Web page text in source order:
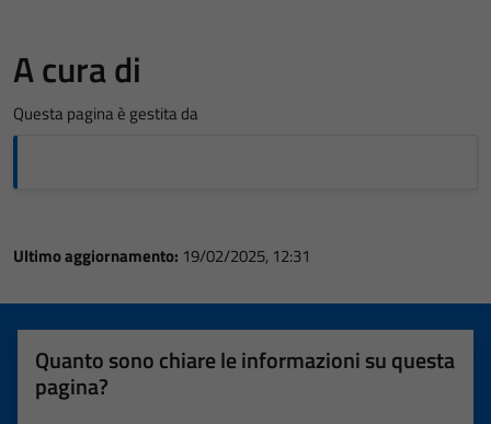
A cura di
Questa pagina è gestita da
Ultimo aggiornamento: 19/02/2025, 12:31
Quanto sono chiare le informazioni su questa
pagina?